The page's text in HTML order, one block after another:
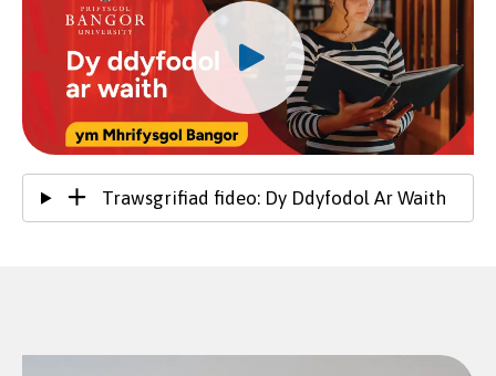
Trawsgrifiad fideo: Dy Ddyfodol Ar Waith